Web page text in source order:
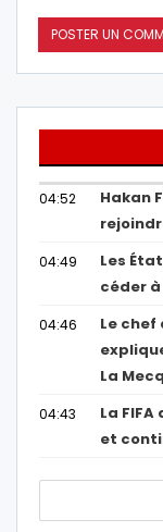
04:52
Hakan
04:49
Les
céder à
04:46
Le
La
04:43
La
et